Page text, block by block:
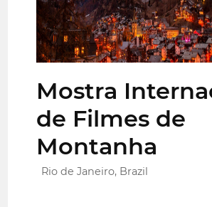
Mostra
de Filmes de
Montanha
Rio de Janeiro, Brazil